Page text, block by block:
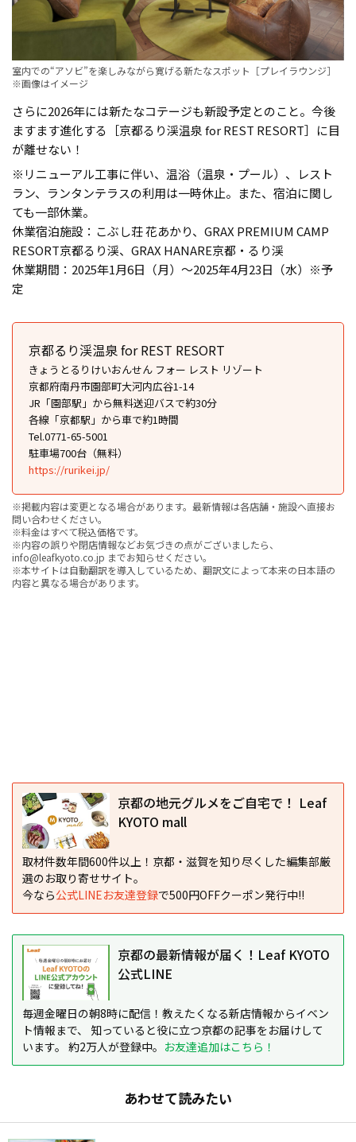
室内での“アソビ”を楽しみながら寛げる新たなスポット［プレイラウンジ］
※画像はイメージ
さらに2026年には新たなコテージも新設予定とのこと。今後
ますます進化する［京都るり渓温泉 for REST RESORT］に目
が離せない！
※リニューアル工事に伴い、温浴（温泉・プール）、レスト
ラン、ランタンテラスの利用は一時休止。また、宿泊に関し
ても一部休業。
休業宿泊施設：こぶし荘 花あかり、GRAX PREMIUM CAMP
RESORT京都るり渓、GRAX HANARE京都・るり渓
休業期間：2025年1月6日（月）〜2025年4月23日（水）※予
定
京都るり渓温泉 for REST RESORT
きょうとるりけいおんせん フォー レスト リゾート
京都府南丹市園部町大河内広谷1-14
JR「園部駅」から無料送迎バスで約30分
各線「京都駅」から車で約1時間
Tel.0771-65-5001
駐車場700台（無料）
https://rurikei.jp/
※掲載内容は変更となる場合があります。最新情報は各店舗・施設へ直接お
問い合わせください。
※料金はすべて税込価格です。
※内容の誤りや閉店情報などお気づきの点がございましたら、
info@leafkyoto.co.jp までお知らせください。
※本サイトは自動翻訳を導入しているため、翻訳文によって本来の日本語の
内容と異なる場合があります。
京都の地元グルメをご自宅で！ Leaf
KYOTO mall
取材件数年間600件以上！京都・滋賀を知り尽くした編集部厳
選のお取り寄せサイト。
今なら公式LINEお友達登録で500円OFFクーポン発行中!!
京都の最新情報が届く！Leaf KYOTO
公式LINE
毎週金曜日の朝8時に配信！教えたくなる新店情報からイベン
ト情報まで、 知っていると役に立つ京都の記事をお届けして
います。 約2万人が登録中。 お友達追加はこちら！
あわせて読みたい